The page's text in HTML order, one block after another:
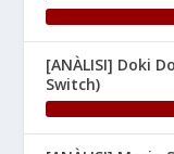
[ANÀLISI] Doki
Switch)